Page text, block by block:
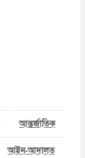
আন্তর্জাতিক
আইন-আদালত